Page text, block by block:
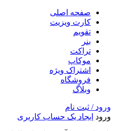
صفحه اصلی
کارت ویزیت
تقویم
بنر
تراکت
موکاپ
اشتراک ویژه
فروشگاه
وبلاگ
ورود / ثبت نام
ورود ایجاد یک حساب کاربری